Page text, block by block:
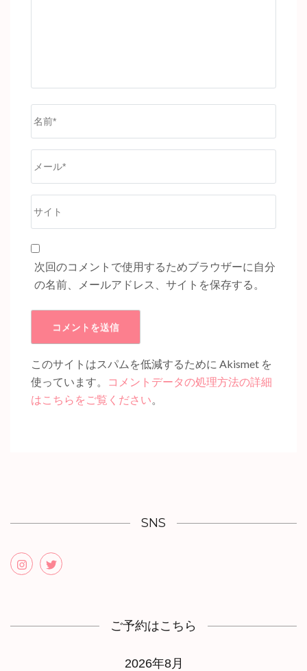
前
*
ー
ル
*
イ
次回のコメントで使用するためブラウザーに自分
の名前、メールアドレス、サイトを保存する。
このサイトはスパムを低減するために Akismet を
使っています。
コメントデータの処理方法の詳細
はこちらをご覧ください
SNS
ご予約はこちら
2026年8月